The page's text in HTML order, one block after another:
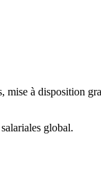
mise à disposition
global.